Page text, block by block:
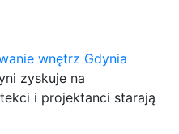
wnętrz Gdynia
zyskuje na
i projektanci starają